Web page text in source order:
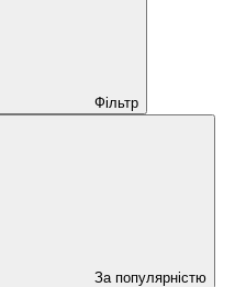
Фільтр
За популярністю